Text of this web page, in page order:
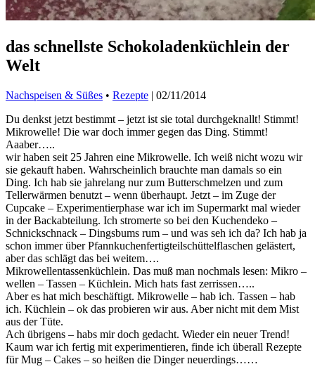
das schnellste Schokoladenküchlein der
Welt
Nachspeisen & Süßes • Rezepte | 02/11/2014
Du denkst jetzt bestimmt – jetzt ist sie total durchgeknallt! Stimmt!
Mikrowelle! Die war doch immer gegen das Ding. Stimmt!
Aaaber…..
wir haben seit 25 Jahren eine Mikrowelle. Ich weiß nicht wozu wir
sie gekauft haben. Wahrscheinlich brauchte man damals so ein
Ding. Ich hab sie jahrelang nur zum Butterschmelzen und zum
Tellerwärmen benutzt – wenn überhaupt. Jetzt – im Zuge der
Cupcake – Experimentierphase war ich im Supermarkt mal wieder
in der Backabteilung. Ich stromerte so bei den Kuchendeko –
Schnickschnack – Dingsbums rum – und was seh ich da? Ich hab ja
schon immer über Pfannkuchenfertigteilschüttelflaschen gelästert,
aber das schlägt das bei weitem….
Mikrowellentassenküchlein. Das muß man nochmals lesen: Mikro –
wellen – Tassen – Küchlein. Mich hats fast zerrissen…..
Aber es hat mich beschäftigt. Mikrowelle – hab ich. Tassen – hab
ich. Küchlein – ok das probieren wir aus. Aber nicht mit dem Mist
aus der Tüte.
Ach übrigens – habs mir doch gedacht. Wieder ein neuer Trend!
Kaum war ich fertig mit experimentieren, finde ich überall Rezepte
für Mug – Cakes – so heißen die Dinger neuerdings……